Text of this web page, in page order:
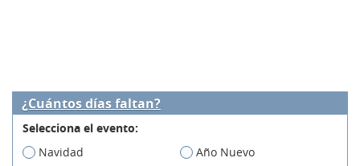
¿Cuántos días faltan?
Selecciona el evento:
Navidad
Año Nuevo